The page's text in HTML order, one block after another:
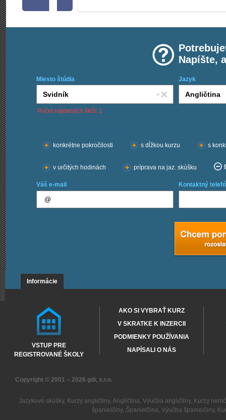
Napíšte,
Miesto štúdia Jazyk
Počet nájdených škôl: 1
konkrétne pokročilosti
s dĺžkou kurzu s
v určitých hodinách príprava na jaz. skúšku
Váš e-mail Kontaktný
Informácie
VSTUP PRE
REGISTROVANÉ ŠKOLY
AKO SI VYBRAŤ KURZ
V SKRATKE K INZERCII
PODMIENKY POUŽÍVANIA
NAPÍSALI O NÁS
Copyright © 2001 – 2026 gdi, s.r.o.
Jazykové skúšky, Kurzy angličtiny, Angličtina, Výučba angličtiny, Kurzy
španielčiny, Španielčina, Výučba španielčiny,